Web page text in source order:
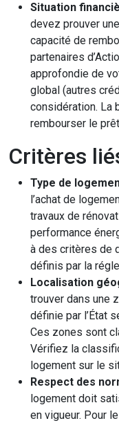
Situation
devez prouver
capacité de
partenaires
approfondie de
global (autres
considération. La
rembourser le
Critères
Type de
l’achat de
travaux de
performance
à des critères de
définis par la
Localisation
trouver dans une
définie par l’État
Ces zones sont
Vérifiez la
logement sur le
Respect des
logement doit
en vigueur. Pour